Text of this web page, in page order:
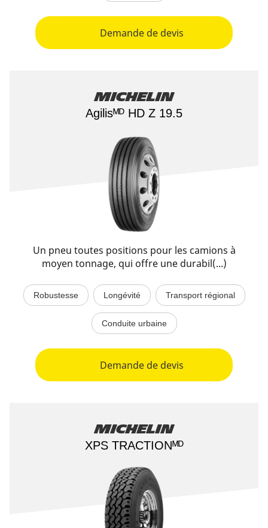
Demande de devis
Michelin
Agilisᴹᴰ HD Z 19.5
Un pneu toutes positions pour les camions à
moyen tonnage, qui offre une durabil(...)
Robustesse Longévité Transport régional
Conduite urbaine
Demande de devis
Michelin
XPS TRACTIONᴹᴰ